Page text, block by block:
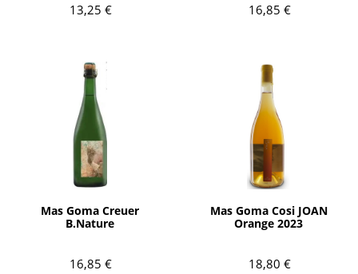
13,25 € 16,85 €
Mas Goma Creuer
B.Nature
16,85 €
AÑADIR
Mas Goma Cosi JOAN
Orange 2023
18,80 €
AÑADIR